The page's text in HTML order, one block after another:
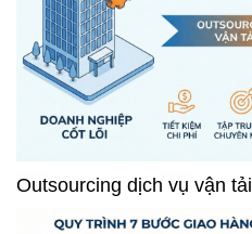
Outsourcing dịch vụ vận tải